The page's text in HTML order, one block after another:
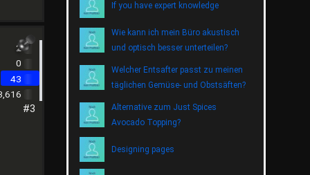
2
0
43
#3
If you have expert knowledge
Wie kann ich mein Büro akustisch
und optisch besser unterteilen?
Welcher Entsafter passt zu meinen
täglichen Gemüse- und Obstsäften?
Alternative zum Just Spices
Avocado Topping?
Designing pages